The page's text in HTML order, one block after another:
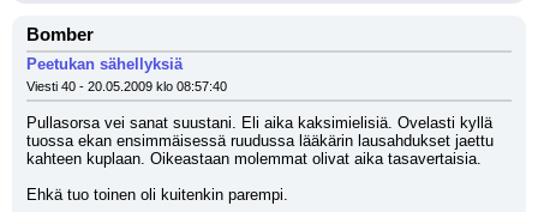
Bomber
Peetukan sähellyksiä
Viesti 40 - 20.05.2009 klo 08:57:40
Pullasorsa vei sanat suustani. Eli aika kaksimielisiä. Ovelasti kyllä
tuossa ekan ensimmäisessä ruudussa lääkärin lausahdukset jaettu
kahteen kuplaan. Oikeastaan molemmat olivat aika tasavertaisia.
Ehkä tuo toinen oli kuitenkin parempi.